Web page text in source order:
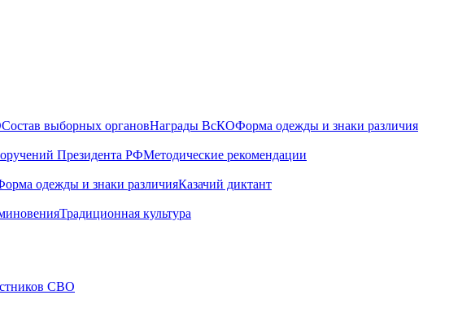
Состав выборных органовНаграды ВсКОФорма одежды и знаки различия
Президента РФМетодические рекомендации
одежды и знаки различияКазачий диктант
Традиционная культура
СВО